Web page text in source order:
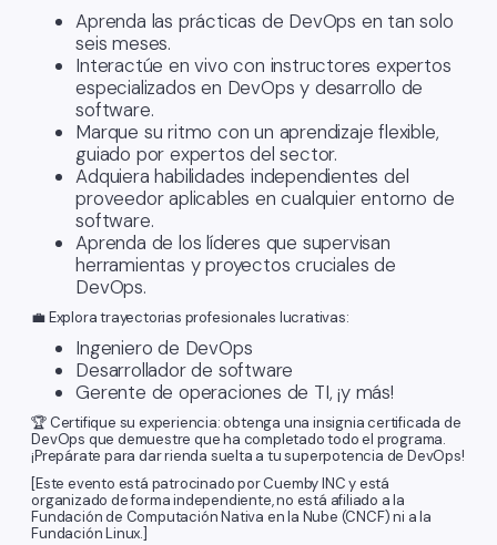
Aprenda las prácticas de DevOps en tan solo
seis meses.
Interactúe en vivo con instructores expertos
especializados en DevOps y desarrollo de
software.
Marque su ritmo con un aprendizaje flexible,
guiado por expertos del sector.
Adquiera habilidades independientes del
proveedor aplicables en cualquier entorno de
software.
Aprenda de los líderes que supervisan
herramientas y proyectos cruciales de
DevOps.
💼 Explora trayectorias profesionales lucrativas:
Ingeniero de DevOps
Desarrollador de software
Gerente de operaciones de TI, ¡y más!
🏆 Certifique su experiencia: obtenga una insignia certificada de
DevOps que demuestre que ha completado todo el programa.
¡Prepárate para dar rienda suelta a tu superpotencia de DevOps!
[Este evento está patrocinado por Cuemby INC y está
organizado de forma independiente, no está afiliado a la
Fundación de Computación Nativa en la Nube (CNCF) ni a la
Fundación Linux.]